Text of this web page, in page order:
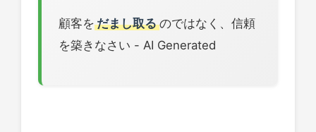
顧客を だまし取るのではなく、信頼
を築きなさい - AI Generated